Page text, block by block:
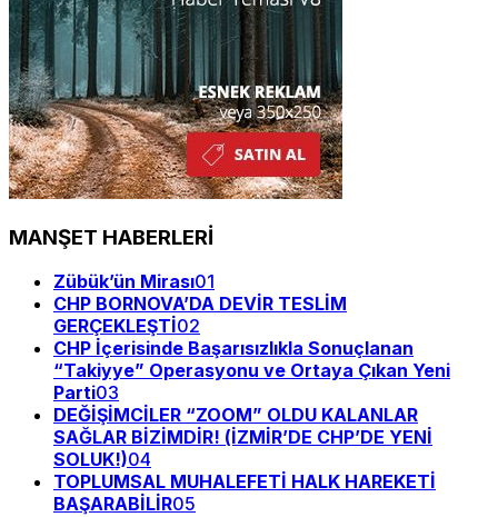
MANŞET HABERLERİ
Zübük’ün Mirası01
CHP BORNOVA’DA DEVİR TESLİM
GERÇEKLEŞTİ02
CHP İçerisinde Başarısızlıkla Sonuçlanan
“Takiyye” Operasyonu ve Ortaya Çıkan Yeni
Parti03
DEĞİŞİMCİLER “ZOOM” OLDU KALANLAR
SAĞLAR BİZİMDİR! (İZMİR’DE CHP’DE YENİ
SOLUK!)04
TOPLUMSAL MUHALEFETİ HALK HAREKETİ
BAŞARABİLİR05